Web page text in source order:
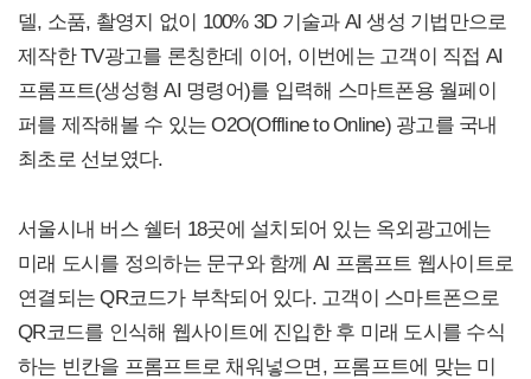
델, 소품, 촬영지 없이 100% 3D 기술과 AI 생성 기법만으로
제작한 TV광고를 론칭한데 이어, 이번에는 고객이 직접 AI
프롬프트(생성형 AI 명령어)를 입력해 스마트폰용 월페이
퍼를 제작해볼 수 있는 O2O(Offline to Online) 광고를 국내
최초로 선보였다.
서울시내 버스 쉘터 18곳에 설치되어 있는 옥외광고에는
미래 도시를 정의하는 문구와 함께 AI 프롬프트 웹사이트로
연결되는 QR코드가 부착되어 있다. 고객이 스마트폰으로
QR코드를 인식해 웹사이트에 진입한 후 미래 도시를 수식
하는 빈칸을 프롬프트로 채워넣으면, 프롬프트에 맞는 미